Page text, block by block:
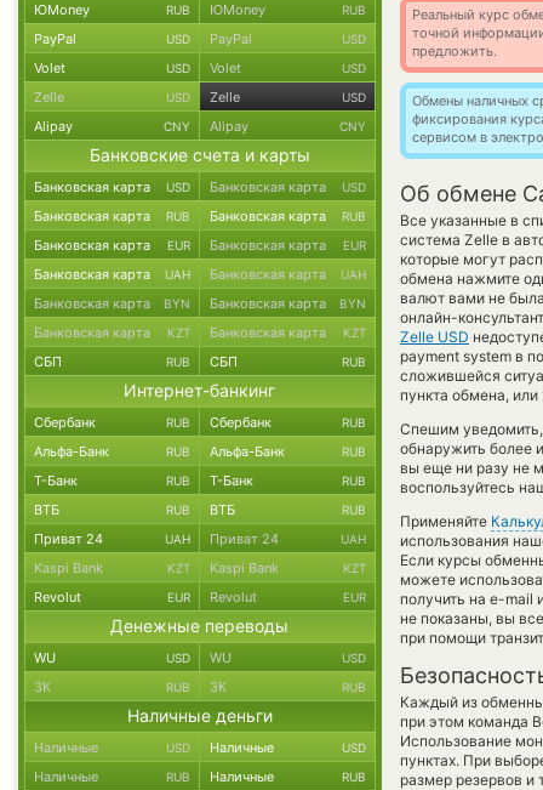
Реальный курс
точной
предложить.
Обмены наличных
фиксирования
сервисом в
Об обмене
Все указанные в
система Zelle в
которые могут
обмена нажмите
валют вами не
онлайн-
Zelle USD
payment system в
сложившейся
пункта обмена,
Спешим
обнаружить более
вы еще ни разу не
воспользуйтесь
Применяйте
использования
Если курсы
можете
получить на e-mail
не показаны, вы
при помощи
Каждый из
при этом команда
Использование
пунктах. При
размер резервов и
ЮMoney RUB ЮMoney RUB
PayPal USD PayPal USD
Volet USD Volet USD
Zelle USD Zelle USD
Alipay CNY Alipay CNY
Банковские счета и карты
Банковская карта USD Банковская карта USD
Банковская карта RUB Банковская карта RUB
Банковская карта EUR Банковская карта EUR
Банковская карта UAH Банковская карта UAH
Банковская карта BYN Банковская карта BYN
Банковская карта KZT Банковская карта KZT
СБП RUB СБП RUB
Интернет-банкинг
Сбербанк RUB Сбербанк RUB
Альфа-Банк RUB Альфа-Банк RUB
Т-Банк RUB Т-Банк RUB
ВТБ RUB ВТБ RUB
Приват 24 UAH Приват 24 UAH
Kaspi Bank KZT Kaspi Bank KZT
Revolut EUR Revolut EUR
Денежные переводы
WU USD WU USD
ЗК RUB ЗК RUB
Наличные деньги
Наличные USD Наличные USD
Наличные RUB Наличные RUB